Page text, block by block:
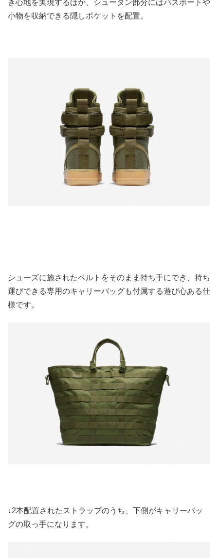
き心地を実現するほか、シュータン部分にはパスポートや
小物を収納できる隠しポケットを配置。
シューズに施されたベルトをそのまま持ち手にでき、持ち
運びできる専用のキャリーバッグも付属する遊び心ある仕
様です。
↓2本配置されたストラップのうち、下側がキャリーバッ
グの取っ手になります。